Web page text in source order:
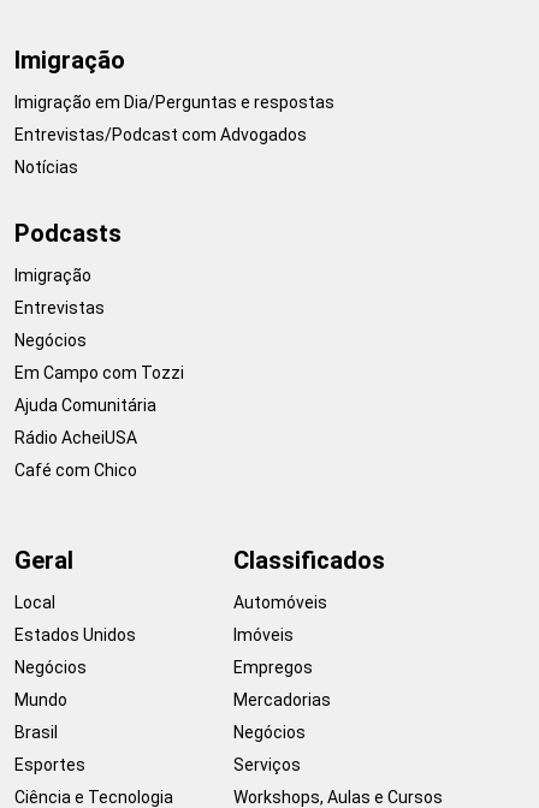
Imigração
Imigração em Dia/Perguntas e respostas
Entrevistas/Podcast com Advogados
Notícias
Podcasts
Imigração
Entrevistas
Negócios
Em Campo com Tozzi
Ajuda Comunitária
Rádio AcheiUSA
Café com Chico
Geral
Local
Estados Unidos
Negócios
Mundo
Brasil
Esportes
Ciência e Tecnologia
Classificados
Automóveis
Imóveis
Empregos
Mercadorias
Negócios
Serviços
Workshops, Aulas e Cursos